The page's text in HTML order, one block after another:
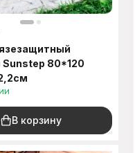
Sunstep 80*120
В корзину